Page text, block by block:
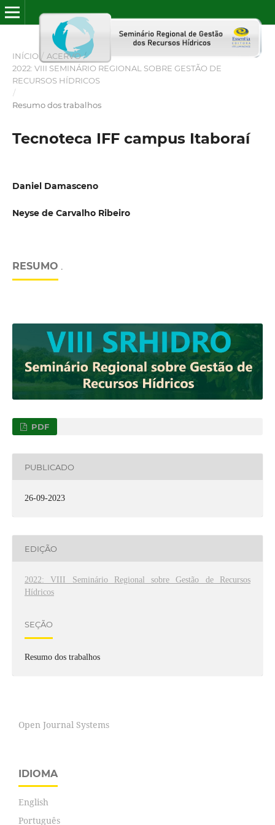
INÍCIO / ACERVO /
2022: VIII SEMINÁRIO REGIONAL SOBRE GESTÃO DE
RECURSOS HÍDRICOS
/
Resumo dos trabalhos
Tecnoteca IFF campus Itaboraí
Daniel Damasceno
Neyse de Carvalho Ribeiro
RESUMO .
PDF
PUBLICADO
26-09-2023
EDIÇÃO
2022: VIII Seminário Regional sobre Gestão de Recursos
Hídricos
SEÇÃO
Resumo dos trabalhos
Open Journal Systems
IDIOMA
English
Português